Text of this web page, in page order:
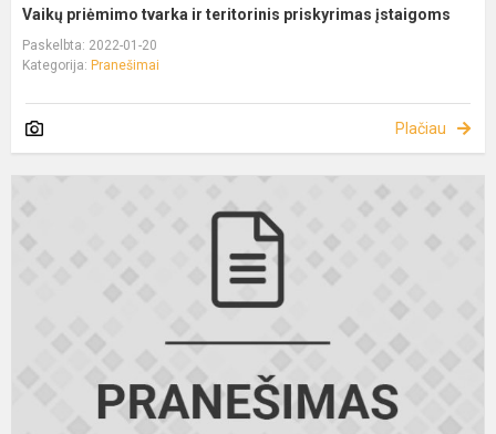
Vaikų priėmimo tvarka ir teritorinis priskyrimas įstaigoms
Paskelbta: 2022-01-20
Kategorija: Pranešimai
Plačiau